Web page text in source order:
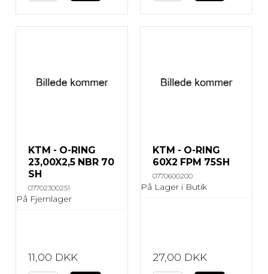
KTM - O-RING
23,00X2,5 NBR 70
SH
07702300251
På Fjernlager
11,00 DKK
KTM - O-RING
60X2 FPM 75SH
0770600200
På Lager i Butik
27,00 DKK